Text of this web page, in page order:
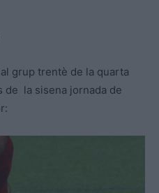
grup trentè de la quarta
de la sisena jornada de